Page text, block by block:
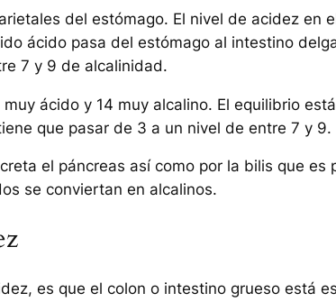
del estómago. El nivel de acidez
ácido pasa del estómago al intestino
7 y 9 de alcalinidad.
ácido y 14 muy alcalino. El equilibrio
que pasar de 3 a un nivel de entre 7 y 9.
el páncreas así como por la bilis que
se conviertan en alcalinos.
es que el colon o intestino grueso está